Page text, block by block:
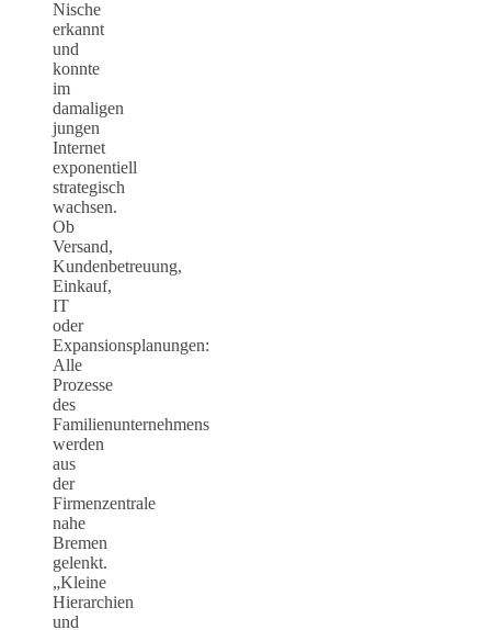
Nische
erkannt
und
konnte
im
damaligen
jungen
Internet
exponentiell
strategisch
wachsen.
Ob
Versand,
Kundenbetreuung,
Einkauf,
IT
oder
Expansionsplanungen:
Alle
Prozesse
des
Familienunternehmens
werden
aus
der
Firmenzentrale
nahe
Bremen
gelenkt.
„Kleine
Hierarchien
und